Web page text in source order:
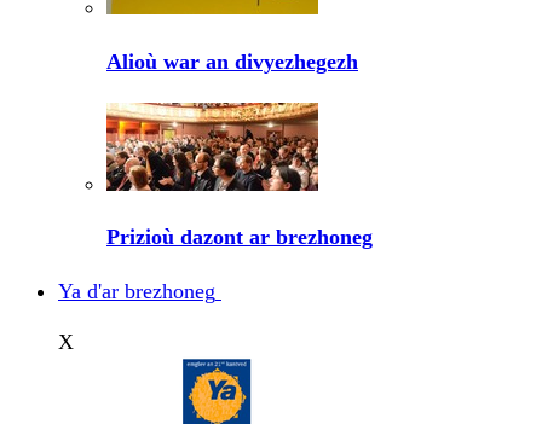
Alioù war an divyezhegezh
Prizioù dazont ar brezhoneg
Ya d'ar brezhoneg
X